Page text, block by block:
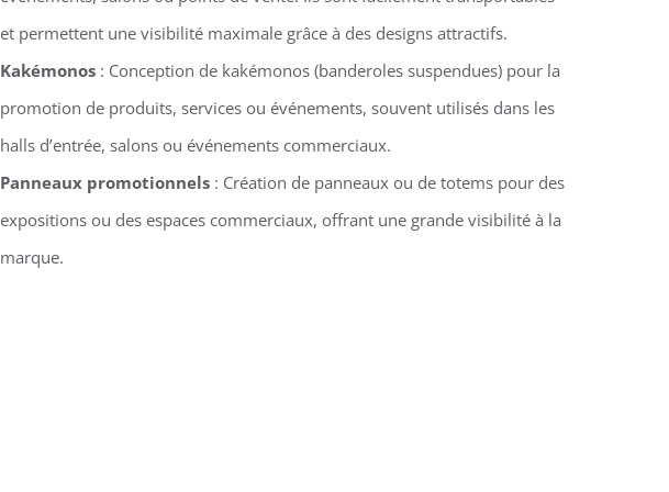
et permettent une visibilité maximale grâce à des designs attractifs.
Kakémonos : Conception de kakémonos (banderoles suspendues) pour la
promotion de produits, services ou événements, souvent utilisés dans les
halls d’entrée, salons ou événements commerciaux.
Panneaux promotionnels : Création de panneaux ou de totems pour des
expositions ou des espaces commerciaux, offrant une grande visibilité à la
marque.